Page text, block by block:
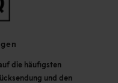
die häufigsten
und den